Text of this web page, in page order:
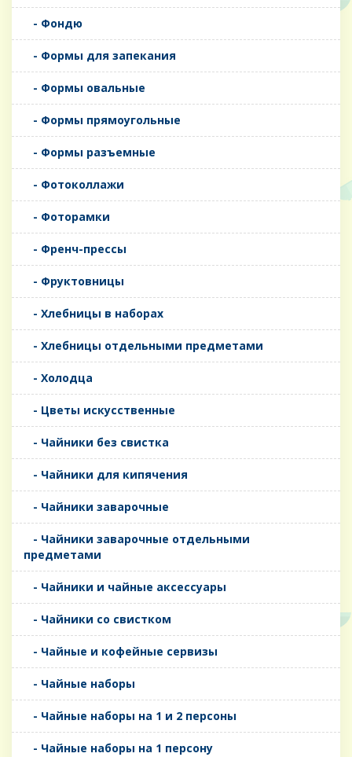
- Фондю
- Формы для запекания
- Формы овальные
- Формы прямоугольные
- Формы разъемные
- Фотоколлажи
- Фоторамки
- Френч-прессы
- Фруктовницы
- Хлебницы в наборах
- Хлебницы отдельными предметами
- Холодца
- Цветы искусственные
- Чайники без свистка
- Чайники для кипячения
- Чайники заварочные
- Чайники заварочные отдельными
предметами
- Чайники и чайные аксессуары
- Чайники со свистком
- Чайные и кофейные сервизы
- Чайные наборы
- Чайные наборы на 1 и 2 персоны
- Чайные наборы на 1 персону